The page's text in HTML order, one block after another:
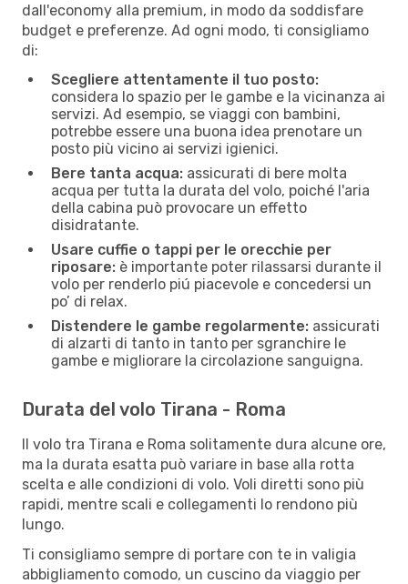
dall'economy alla premium, in modo da soddisfare
budget e preferenze. Ad ogni modo, ti consigliamo
di:
Scegliere attentamente il tuo posto:
considera lo spazio per le gambe e la vicinanza ai
servizi. Ad esempio, se viaggi con bambini,
potrebbe essere una buona idea prenotare un
posto più vicino ai servizi igienici.
Bere tanta acqua: assicurati di bere molta
acqua per tutta la durata del volo, poiché l'aria
della cabina può provocare un effetto
disidratante.
Usare cuffie o tappi per le orecchie per
riposare: è importante poter rilassarsi durante il
volo per renderlo piú piacevole e concedersi un
po’ di relax.
Distendere le gambe regolarmente: assicurati
di alzarti di tanto in tanto per sgranchire le
gambe e migliorare la circolazione sanguigna.
Durata del volo Tirana - Roma
Il volo tra Tirana e Roma solitamente dura alcune ore,
ma la durata esatta può variare in base alla rotta
scelta e alle condizioni di volo. Voli diretti sono più
rapidi, mentre scali e collegamenti lo rendono più
lungo.
Ti consigliamo sempre di portare con te in valigia
abbigliamento comodo, un cuscino da viaggio per